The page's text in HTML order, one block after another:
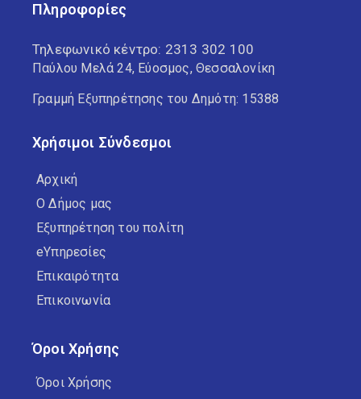
Πληροφορίες
Τηλεφωνικό κέντρο: 2313 302 100
Παύλου Μελά 24, Εύοσμος, Θεσσαλονίκη
Γραμμή Εξυπηρέτησης του Δημότη: 15388
Χρήσιμοι Σύνδεσμοι
Αρχική
Ο Δήμος μας
Εξυπηρέτηση του πολίτη
eΥπηρεσίες
Επικαιρότητα
Επικοινωνία
Όροι Χρήσης
Όροι Χρήσης